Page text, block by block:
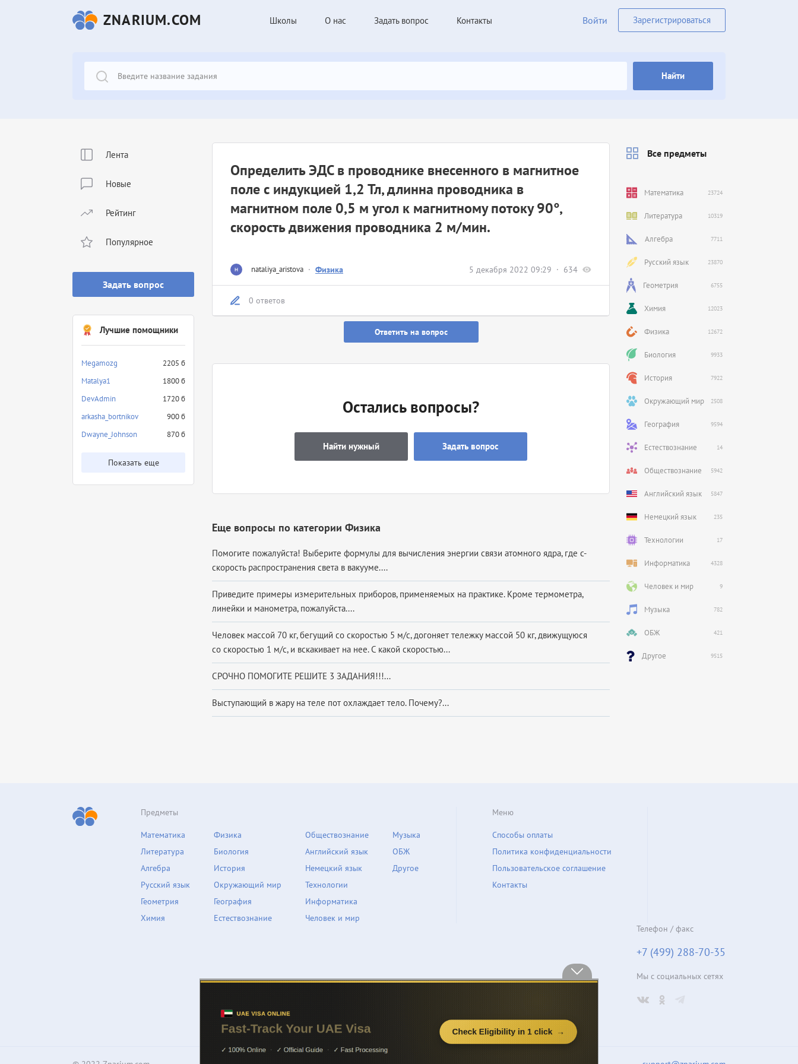
ZNARIUM.COM Школы О нас Задать вопрос Контакты Войти Зарегистрироваться
Найти
Лента
Новые
Рейтинг
Популярное
Задать вопрос
Лучшие помощники
Megamozg
2205 б
Matalya1
1800 б
DevAdmin
1720 б
arkasha_bortnikov
900 б
Dwayne_Johnson
870 б
Показать еще
nataliya_aristova · Физика 5 декабря 2022 09:29 634
Определить ЭДС в проводнике внесенного в магнитное
поле с индукцией 1,2 Тл, длинна проводника в
магнитном поле 0,5 м угол к магнитному потоку 90°,
скорость движения проводника 2 м/мин.
0 ответов
Ответить на вопрос
Остались вопросы?
Найти нужный Задать вопрос
Еще вопросы по категории Физика
Помогите пожалуйста! Выберите формулы для вычисления энергии связи атомного ядра, где с-
скорость распространения света в вакууме....
Приведите примеры измерительных приборов, применяемых на практике. Кроме термометра,
линейки и манометра, пожалуйста....
Человек массой 70 кг, бегущий со скоростью 5 м/с, догоняет тележку массой 50 кг, движущуюся
со скоростью 1 м/с, и вскакивает на нее. С какой скоростью...
СРОЧНО ПОМОГИТЕ РЕШИТЕ 3 ЗАДАНИЯ!!!...
Выступающий в жару на теле пот охлаждает тело. Почему?...
Все предметы
Математика 23724
Литература 10319
Алгебра 7711
Русский язык 23870
Геометрия 6755
Химия 12023
Физика 12672
Биология 9933
История 7922
Окружающий мир 2508
География 9594
Естествознание 14
Обществознание 5942
Английский язык 5847
Немецкий язык 235
Технологии 17
Информатика 4328
Человек и мир 9
Музыка 782
ОБЖ 421
Другое 9515
Предметы
Математика
Литература
Алгебра
Русский язык
Геометрия
Химия
Физика
Биология
История
Окружающий мир
География
Естествознание
Обществознание
Английский язык
Немецкий язык
Технологии
Информатика
Человек и мир
Музыка
ОБЖ
Другое
Меню
Способы оплаты
Политика конфиденциальности
Пользовательское соглашение
Контакты
Телефон / факс
+7 (499) 288-70-35
Мы с социальных сетях